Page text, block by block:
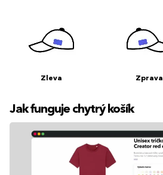
Zleva Zprava
Jak funguje chytrý košík